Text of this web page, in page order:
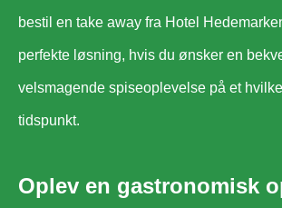
bestil en take away fra Hotel
perfekte løsning, hvis du ønsker en
velsmagende spiseoplevelse på et
tidspunkt.
Oplev en gastronomisk